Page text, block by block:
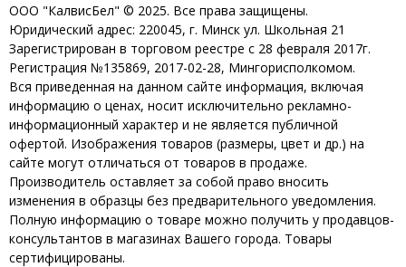
ООО "КалвисБел" © 2025. Все права защищены.
Юридический адрес: 220045, г. Минск ул. Школьная 21
Зарегистрирован в торговом реестре с 28 февраля 2017г.
Регистрация №135869, 2017-02-28, Мингорисполкомом.
Вся приведенная на данном сайте информация, включая
информацию о ценах, носит исключительно рекламно-
информационный характер и не является публичной
офертой. Изображения товаров (размеры, цвет и др.) на
сайте могут отличаться от товаров в продаже.
Производитель оставляет за собой право вносить
изменения в образцы без предварительного уведомления.
Полную информацию о товаре можно получить у продавцов-
консультантов в магазинах Вашего города. Товары
сертифицированы.